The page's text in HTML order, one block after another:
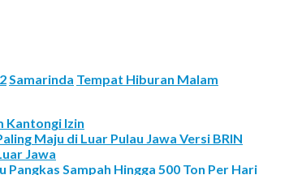
Samarinda Tempat Hiburan Malam
Kantongi Izin
Maju di Luar Pulau Jawa Versi BRIN
Jawa
Sampah Hingga 500 Ton Per Hari